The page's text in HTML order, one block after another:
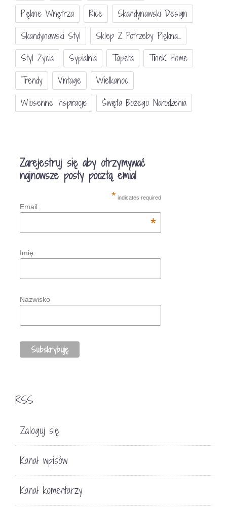
Piękne Wnętrza
Rice
Skandynawski Design
Skandynawski Styl
Sklep Z Potrzeby Piękna...
Styl Życia
Sypialnia Tapeta
TineK Home
Trendy
Vintage
Wielkanoc
Wiosenne Inspiracje
Święta Bożego Narodzenia
Zarejestruj się aby otrzymywać
najnowsze posty pocztą emial
* indicates required
Email
*
Imię
Nazwisko
RSS
Zaloguj się
Kanał wpisów
Kanał komentarzy